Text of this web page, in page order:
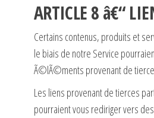
ARTICLE 8 â€“
Certains contenus, produits et
le biais de notre Service
Ã©lÃ©ments provenant de
Les liens provenant de tierces
pourraient vous rediriger vers